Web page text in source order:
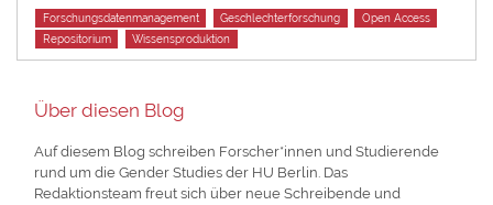
Tags
Forschungsdatenmanagement Geschlechterforschung
Open Access
Repositorium
Wissensproduktion
Über diesen Blog
Auf diesem Blog schreiben Forscher*innen und Studierende
rund um die Gender Studies der HU Berlin. Das
Redaktionsteam freut sich über neue Schreibende und